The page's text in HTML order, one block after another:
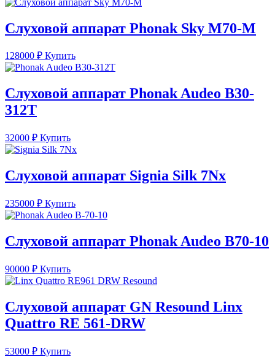
Слуховой аппарат Phonak Sky M70-M
128000 ₽ Купить
Слуховой аппарат Phonak Audeo B30-
312T
32000 ₽ Купить
Слуховой аппарат Signia Silk 7Nx
235000 ₽ Купить
Слуховой аппарат Phonak Audeo B70-10
90000 ₽ Купить
Слуховой аппарат GN Resound Linx
Quattro RE 561-DRW
53000 ₽ Купить